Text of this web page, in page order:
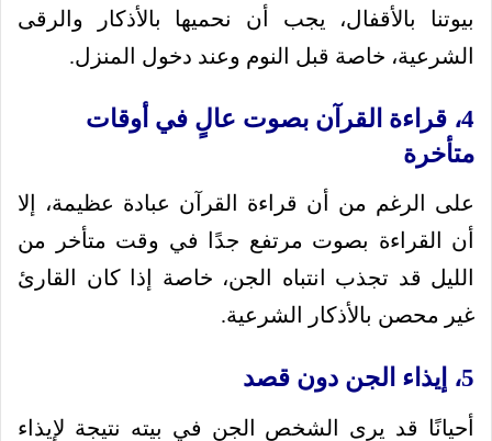
بيوتنا بالأقفال، يجب أن نحميها بالأذكار والرقى
الشرعية، خاصة قبل النوم وعند دخول المنزل.
4، قراءة القرآن بصوت عالٍ في أوقات
متأخرة
على الرغم من أن قراءة القرآن عبادة عظيمة، إلا
أن القراءة بصوت مرتفع جدًا في وقت متأخر من
الليل قد تجذب انتباه الجن، خاصة إذا كان القارئ
غير محصن بالأذكار الشرعية.
5، إيذاء الجن دون قصد
أحيانًا قد يرى الشخص الجن في بيته نتيجة لإيذاء